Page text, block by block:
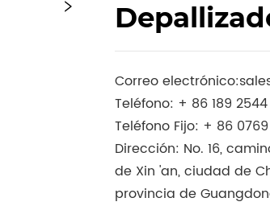
Correo electrónico:
Teléfono: + 86 189
Teléfono Fijo: + 86
Dirección: No. 16,
de Xin 'an, ciudad de
provincia de